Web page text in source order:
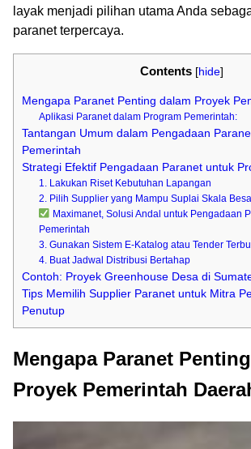
layak menjadi pilihan utama Anda
paranet terpercaya.
Contents [hide]
Mengapa Paranet Penting dalam Proyek
Aplikasi Paranet dalam Program Pemerintah:
Tantangan Umum dalam Pengadaan
Pemerintah
Strategi Efektif Pengadaan Paranet untuk
1. Lakukan Riset Kebutuhan Lapangan
2. Pilih Supplier yang Mampu Suplai Skala
Maximanet, Solusi Andal untuk Pengadaan
Pemerintah
3. Gunakan Sistem E-Katalog atau Tender
4. Buat Jadwal Distribusi Bertahap
Contoh: Proyek Greenhouse Desa di
Tips Memilih Supplier Paranet untuk Mitra
Penutup
Mengapa Paranet
Proyek Pemerintah